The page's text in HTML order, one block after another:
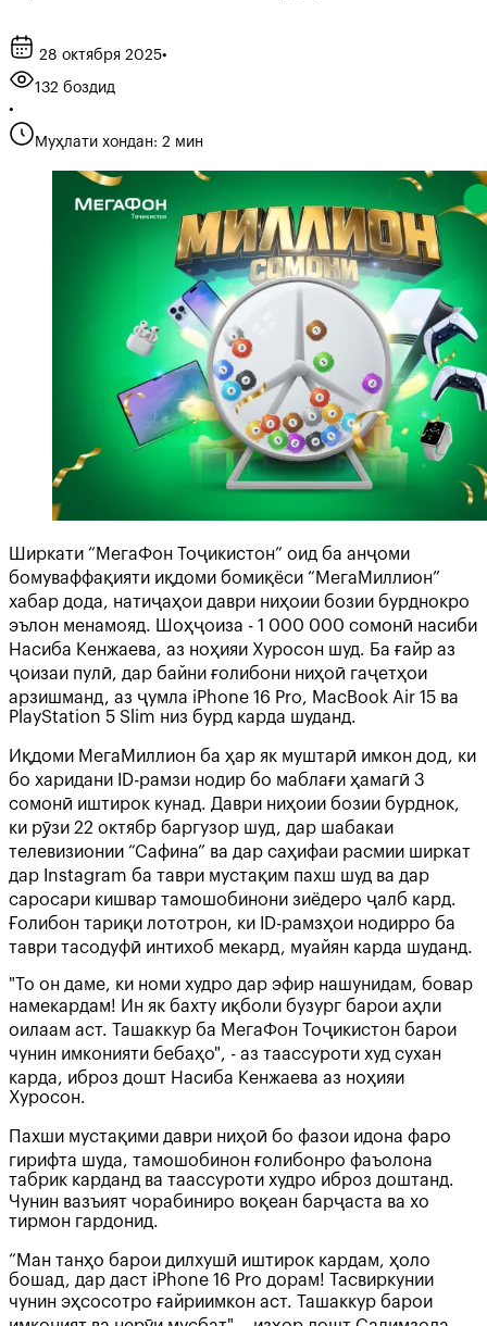
28 октября 2025•
132 боздид
•
Муҳлати хондан: 2 мин
Ширкати “МегаФон Тоҷикистон” оид ба анҷоми
бомуваффақияти иқдоми бомиқёси “МегаМиллион”
хабар дода, натиҷаҳои даври ниҳоии бозии бурднокро
эълон менамояд. Шоҳҷоиза - 1 000 000 сомонӣ насиби
Насиба Кенжаева, аз ноҳияи Хуросон шуд. Ба ғайр аз
ҷоизаи пулӣ, дар байни ғолибони ниҳоӣ гаҷетҳои
арзишманд, аз ҷумла iPhone 16 Pro, MacBook Air 15 ва
PlayStation 5 Slim низ бурд карда шуданд.
Иқдоми МегаМиллион ба ҳар як муштарӣ имкон дод, ки
бо харидани ID-рамзи нодир бо маблағи ҳамагӣ 3
сомонӣ иштирок кунад. Даври ниҳоии бозии бурднок,
ки рӯзи 22 октябр баргузор шуд, дар шабакаи
телевизионии “Сафина” ва дар саҳифаи расмии ширкат
дар Instagram ба таври мустақим пахш шуд ва дар
саросари кишвар тамошобинони зиёдеро ҷалб кард.
Ғолибон тариқи лототрон, ки ID-рамзҳои нодирро ба
таври тасодуфӣ интихоб мекард, муайян карда шуданд.
"То он даме, ки номи худро дар эфир нашунидам, бовар
намекардам! Ин як бахту иқболи бузург барои аҳли
оилаам аст. Ташаккур ба МегаФон Тоҷикистон барои
чунин имконияти бебаҳо", - аз таассуроти худ сухан
карда, иброз дошт Насиба Кенжаева аз ноҳияи
Хуросон.
Пахши мустақими даври ниҳоӣ бо фазои идона фаро
гирифта шуда, тамошобинон ғолибонро фаъолона
табрик карданд ва таассуроти худро иброз доштанд.
Чунин вазъият чорабиниро воқеан барҷаста ва хо
тирмон гардонид.
“Ман танҳо барои дилхушӣ иштирок кардам, ҳоло
бошад, дар даст iPhone 16 Pro дорам! Тасвиркунии
чунин эҳсосотро ғайриимкон аст. Ташаккур барои